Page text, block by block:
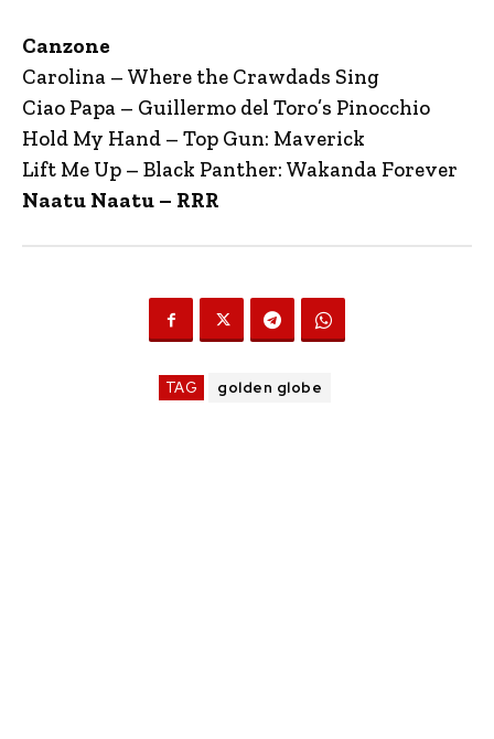
Canzone
Carolina – Where the Crawdads Sing
Ciao Papa – Guillermo del Toro’s Pinocchio
Hold My Hand – Top Gun: Maverick
Lift Me Up – Black Panther: Wakanda Forever
Naatu Naatu – RRR
TAG golden globe